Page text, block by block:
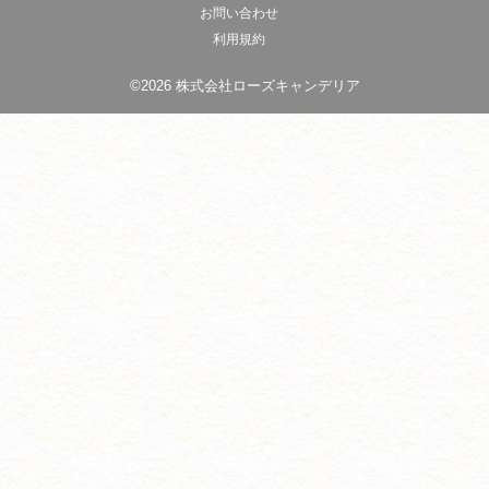
お問い合わせ
利用規約
©2026 株式会社ローズキャンデリア